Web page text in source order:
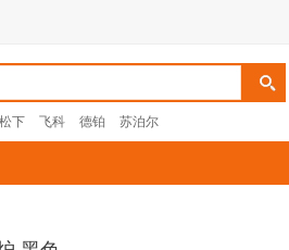
松下 飞科 德铂 苏泊尔